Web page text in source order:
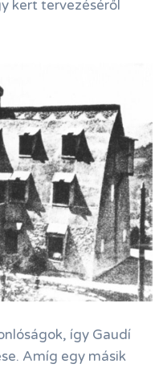
kert tervezéséről
így Gaudí
Amíg egy másik